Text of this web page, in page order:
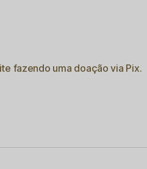
fazendo uma doação via Pix.